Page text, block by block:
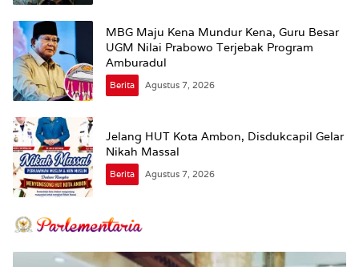
MBG Maju Kena Mundur Kena, Guru Besar
UGM Nilai Prabowo Terjebak Program
Amburadul
Berita Agustus 7, 2026
Jelang HUT Kota Ambon, Disdukcapil Gelar
Nikah Massal
Berita Agustus 7, 2026